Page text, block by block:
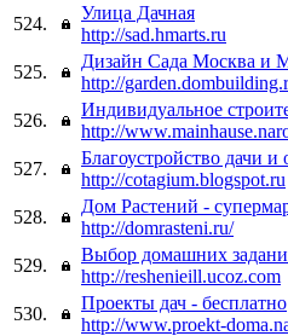
524.
Улица Дачная
http://sad.hmarts.ru
525.
Дизайн Сада Москва и
http://
526.
Индивидуальное
http://
527.
Благоустройство дачи и
http://cotagium.blogspot.ru
528.
Дом Растений -
http://domrasteni.ru/
529.
Выбор домашних
http://reshenieill.ucoz.com
530.
Проекты дач - бесплатно
http://www.proekt-